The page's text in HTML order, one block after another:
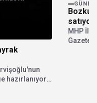
hazırlanıyor.
MHP